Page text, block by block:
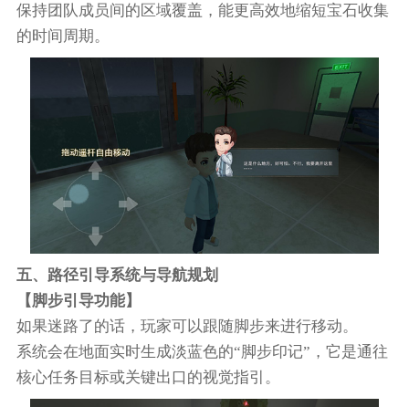
保持团队成员间的区域覆盖，能更高效地缩短宝石收集
的时间周期。
五、路径引导系统与导航规划
【脚步引导功能】
如果迷路了的话，玩家可以跟随脚步来进行移动。
系统会在地面实时生成淡蓝色的“脚步印记”，它是通往
核心任务目标或关键出口的视觉指引。